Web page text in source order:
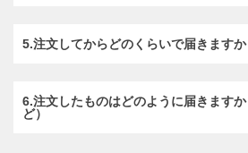
5.注文してからどのくらいで届きますか
6.注文したものはどのように届きます
ど）